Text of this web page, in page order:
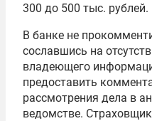
300 до 500 тыс. рублей.
В банке не
сославшись на
владеющего
предоставить
рассмотрения дела в
ведомстве.